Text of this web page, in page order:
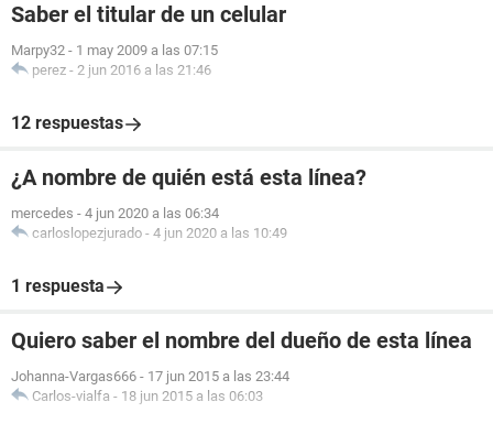
Saber el titular de un celular
Marpy32 - 1 may 2009 a las 07:15
perez - 2 jun 2016 a las 21:46
12 respuestas
¿A nombre de quién está esta línea?
mercedes - 4 jun 2020 a las 06:34
carloslopezjurado - 4 jun 2020 a las 10:49
1 respuesta
Quiero saber el nombre del dueño de esta línea
Johanna-Vargas666 - 17 jun 2015 a las 23:44
Carlos-vialfa - 18 jun 2015 a las 06:03